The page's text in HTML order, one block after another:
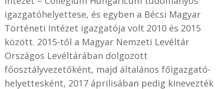
igazgatóhelyettese, és egyben a Bécsi Magyar
Történeti Intézet igazgatója volt 2010 és 2015
között. 2015-től a Magyar Nemzeti Levéltár
Országos Levéltárában dolgozott
főosztályvezetőként, majd általános főigazgató-
helyettesként, 2017 áprilisában pedig kinevezték